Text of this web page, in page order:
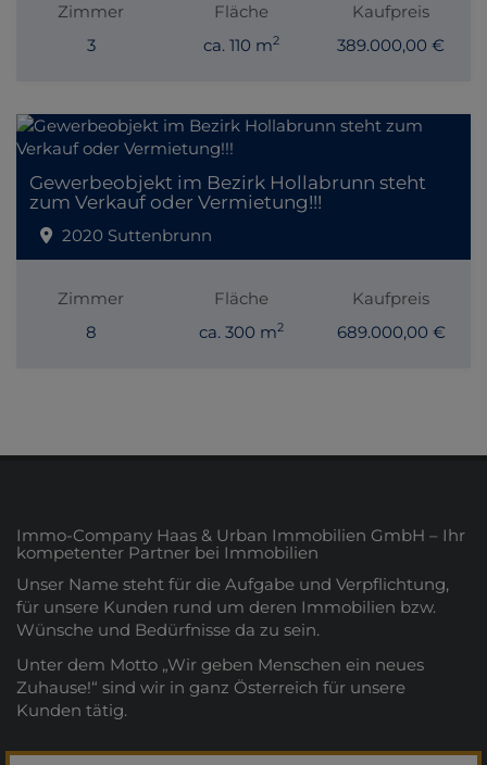
Zimmer
3
Fläche
ca. 110 m2
Kaufpreis
389.000,00 €
Gewerbeobjekt im Bezirk Hollabrunn steht
zum Verkauf oder Vermietung!!!
2020 Suttenbrunn
Zimmer
8
Fläche
ca. 300 m2
Kaufpreis
689.000,00 €
Immo-Company Haas & Urban Immobilien GmbH – Ihr
kompetenter Partner bei Immobilien
Unser Name steht für die Aufgabe und Verpflichtung,
für unsere Kunden rund um deren Immobilien bzw.
Wünsche und Bedürfnisse da zu sein.
Unter dem Motto „Wir geben Menschen ein neues
Zuhause!“ sind wir in ganz Österreich für unsere
Kunden tätig.